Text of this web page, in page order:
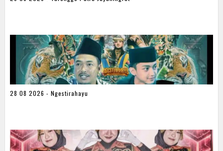
28 08 2026 - Ngestirahayu